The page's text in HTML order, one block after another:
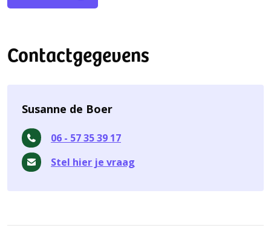
Contactgegevens
Susanne de Boer
06 - 57 35 39 17
Stel hier je vraag